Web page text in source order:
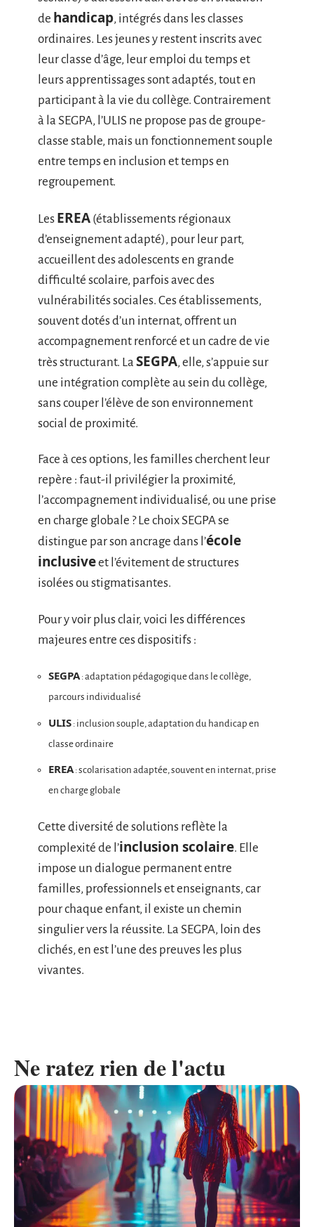
de handicap, intégrés dans les classes
ordinaires. Les jeunes y restent inscrits avec
leur classe d’âge, leur emploi du temps et
leurs apprentissages sont adaptés, tout en
participant à la vie du collège. Contrairement
à la SEGPA, l’ULIS ne propose pas de groupe-
classe stable, mais un fonctionnement souple
entre temps en inclusion et temps en
regroupement.
Les EREA (établissements régionaux
d’enseignement adapté), pour leur part,
accueillent des adolescents en grande
difficulté scolaire, parfois avec des
vulnérabilités sociales. Ces établissements,
souvent dotés d’un internat, offrent un
accompagnement renforcé et un cadre de vie
très structurant. La SEGPA, elle, s’appuie sur
une intégration complète au sein du collège,
sans couper l’élève de son environnement
social de proximité.
Face à ces options, les familles cherchent leur
repère : faut-il privilégier la proximité,
l’accompagnement individualisé, ou une prise
en charge globale ? Le choix SEGPA se
distingue par son ancrage dans l’école
inclusiveet l’évitement de structures
isolées ou stigmatisantes.
Pour y voir plus clair, voici les différences
majeures entre ces dispositifs :
SEGPA: adaptation pédagogique dans le collège,
parcours individualisé
ULIS : inclusion souple, adaptation du handicap en
classe ordinaire
EREA: scolarisation adaptée, souvent en internat, prise
en charge globale
Cette diversité de solutions reflète la
complexité de l’inclusion scolaire. Elle
impose un dialogue permanent entre
familles, professionnels et enseignants, car
pour chaque enfant, il existe un chemin
singulier vers la réussite. La SEGPA, loin des
clichés, en est l’une des preuves les plus
vivantes.
Ne ratez rien de l'actu